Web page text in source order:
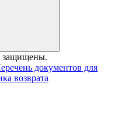
защищены.
документов для
возврата